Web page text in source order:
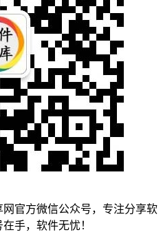
官方微信公众号，专注分享软
手，软件无忧！